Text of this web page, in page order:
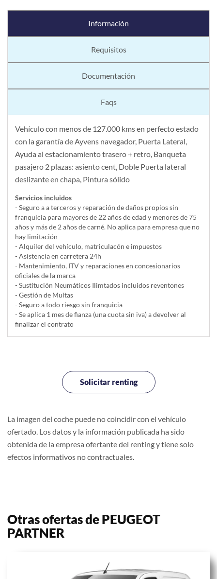
Información
Requisitos
Documentación
Faqs
Vehículo con menos de 127.000 kms en perfecto estado
con la garantía de Ayvens navegador, Puerta Lateral,
Ayuda al estacionamiento trasero + retro, Banqueta
pasajero 2 plazas: asiento cent, Doble Puerta lateral
deslizante en chapa, Pintura sólido
Servicios incluidos
- Seguro a a terceros y reparación de daños propios sin
franquicia para mayores de 22 años de edad y menores de 75
años y más de 2 años de carné. No aplica para empresa que no
hay limitación
- Alquiler del vehí­culo, matriculacón e impuestos
- Asistencia en carretera 24h
- Mantenimiento, ITV y reparaciones en concesionarios
oficiales de la marca
- Sustitución Neumáticos Ilimtados incluidos reventones
- Gestión de Multas
- Seguro a todo riesgo sin franquicia
- Se aplica 1 mes de fianza (una cuota sin iva) a devolver al
finalizar el contrato
Solicitar renting
La imagen del coche puede no coincidir con el vehículo
ofertado. Los datos y la información publicada ha sido
obtenida de la empresa ofertante del renting y tiene solo
efectos informativos no contractuales.
Otras ofertas de PEUGEOT
PARTNER